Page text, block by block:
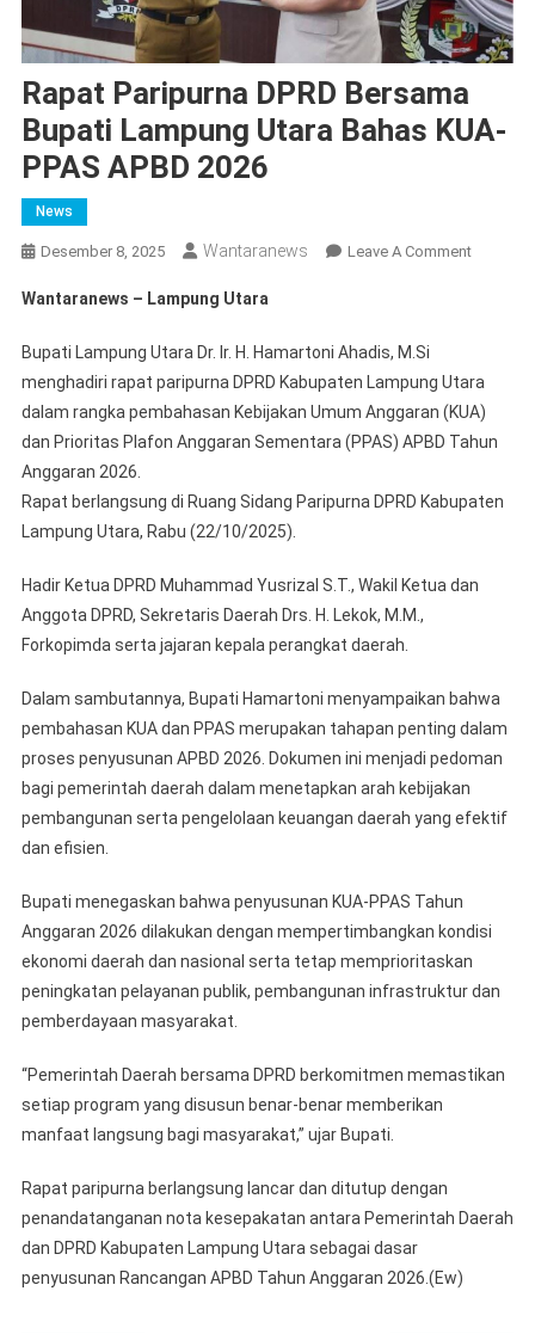
Rapat Paripurna DPRD Bersama
Bupati Lampung Utara Bahas KUA-
PPAS APBD 2026
News
Desember 8, 2025 Wantaranews Leave A CommentOn
Bupati
Lampung
Utara
KUA-
2026
Wantaranews – Lampung Utara
Bupati Lampung Utara Dr. Ir. H. Hamartoni Ahadis, M.Si
menghadiri rapat paripurna DPRD Kabupaten Lampung Utara
dalam rangka pembahasan Kebijakan Umum Anggaran (KUA)
dan Prioritas Plafon Anggaran Sementara (PPAS) APBD Tahun
Anggaran 2026.
Rapat berlangsung di Ruang Sidang Paripurna DPRD Kabupaten
Lampung Utara, Rabu (22/10/2025).
Hadir Ketua DPRD Muhammad Yusrizal S.T., Wakil Ketua dan
Anggota DPRD, Sekretaris Daerah Drs. H. Lekok, M.M.,
Forkopimda serta jajaran kepala perangkat daerah.
Dalam sambutannya, Bupati Hamartoni menyampaikan bahwa
pembahasan KUA dan PPAS merupakan tahapan penting dalam
proses penyusunan APBD 2026. Dokumen ini menjadi pedoman
bagi pemerintah daerah dalam menetapkan arah kebijakan
pembangunan serta pengelolaan keuangan daerah yang efektif
dan efisien.
Bupati menegaskan bahwa penyusunan KUA-PPAS Tahun
Anggaran 2026 dilakukan dengan mempertimbangkan kondisi
ekonomi daerah dan nasional serta tetap memprioritaskan
peningkatan pelayanan publik, pembangunan infrastruktur dan
pemberdayaan masyarakat.
“Pemerintah Daerah bersama DPRD berkomitmen memastikan
setiap program yang disusun benar-benar memberikan
manfaat langsung bagi masyarakat,” ujar Bupati.
Rapat paripurna berlangsung lancar dan ditutup dengan
penandatanganan nota kesepakatan antara Pemerintah Daerah
dan DPRD Kabupaten Lampung Utara sebagai dasar
penyusunan Rancangan APBD Tahun Anggaran 2026.(Ew)